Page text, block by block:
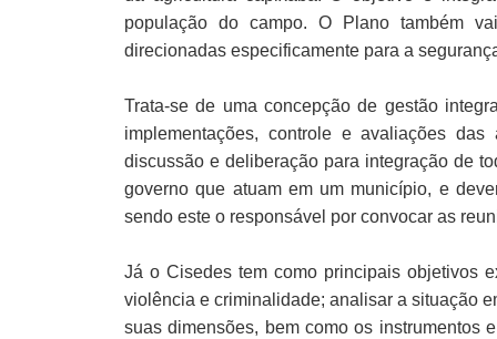
população do campo. O Plano também
direcionadas especificamente para a
Trata-se de uma concepção de gestão
implementações, controle e avaliações
discussão e deliberação para integração de
governo que atuam em um município, e
sendo este o responsável por convocar as
Já o Cisedes tem como principais objetivos
violência e criminalidade; analisar a situação
suas dimensões, bem como os instrumentos